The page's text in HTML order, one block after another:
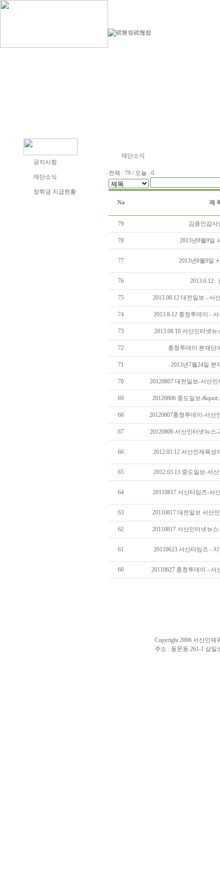
공지사항
재단소식
장학금 지급현황
재단소식
전체 : 79 / 오늘 : 0
No 제
79 김종안감사
78 2013년8월9일
77 2013년8월9일
76 2013.6.12 .
75 2013.08.12 대전일보 - 서
74 2013.8.12 충청투데이 -
73 2013.08.10 서산인터넷
72 충청투데이 본재단
71 2013년7월24일 본
70 20120807 대전일보-서산
69 20120806 중도일보-
68 20120807충청투데이-서산
67 20120806 서산인터넷뉴스
66 2012.03.12 서산인재육성
65 2012.03.13 중도일보-서
64 20110817 서산타임즈-서
63 20110817 대전일보 서산
62 20110817 서산인터넷뉴
61 20110623 서산타임즈 -
60 20110627 충청투데이 -
Copyright 2006 서산인재
주소 : 동문동 261-1 삼일